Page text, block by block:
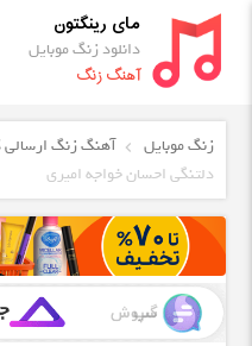
مای رینگتون
دانلود زنگ موبایل
آهنگ زنگ
زنگ موبایل آهنگ زنگ ارسالی
دلتنگی احسان خواجه امیری